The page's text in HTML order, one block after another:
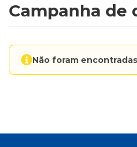
Campanha de
Não foram